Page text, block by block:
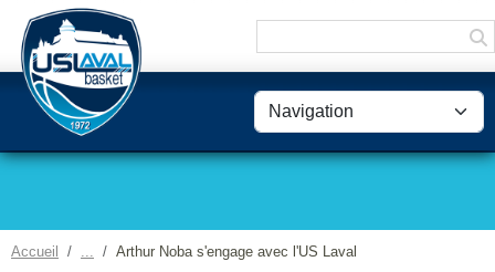
Accueil Arthur Noba s'engage avec l'US Laval
Panneau de gestion des cookies